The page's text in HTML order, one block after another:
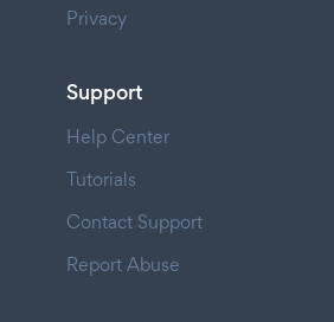
Privacy
Support
Help Center
Tutorials
Contact Support
Report Abuse